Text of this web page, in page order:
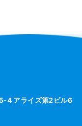
4 アライズ第2ビル6